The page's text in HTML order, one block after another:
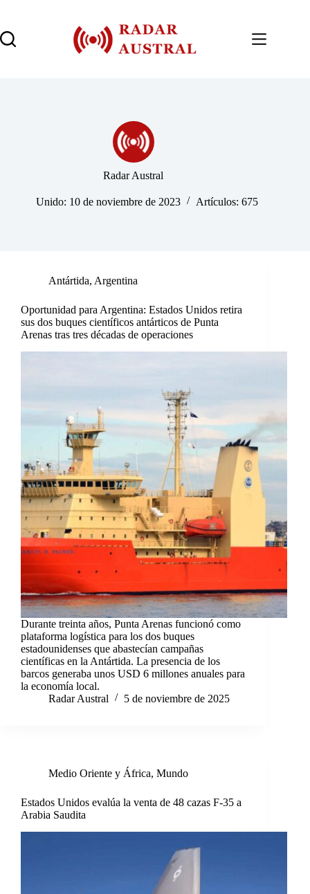
contenido
Radar Austral
Unido: 10 de noviembre de 2023 Artículos: 675
Antártida, Argentina
Oportunidad para Argentina: Estados Unidos retira
sus dos buques científicos antárticos de Punta
Arenas tras tres décadas de operaciones
Durante treinta años, Punta Arenas funcionó como
plataforma logística para los dos buques
estadounidenses que abastecían campañas
científicas en la Antártida. La presencia de los
barcos generaba unos USD 6 millones anuales para
la economía local.
Radar Austral
5 de noviembre de 2025
Medio Oriente y África, Mundo
Estados Unidos evalúa la venta de 48 cazas F-35 a
Arabia Saudita